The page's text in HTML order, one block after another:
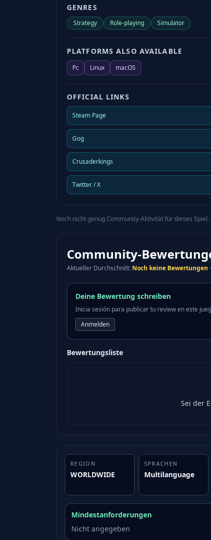
greater emphasis on morale, as
Kings II appreciates the subtlety
GENRES
Strategy Role-playing Simulator
PLATFORMS ALSO AVAILABLE
Pc Linux macOS
OFFICIAL LINKS
Steam Page
Gog
Crusaderkings
Twitter / X
Noch nicht genug Community-Aktivität für dieses Spiel.
Community-
Aktueller Durchschnitt: Noch keine Bewertungen ·
Deine Bewertung schreiben
Inicia sesión para publicar tu review en este
Anmelden
Bewertungsliste
Sei der
REGION
WORLDWIDE
SPRACHEN
Multilanguage
Mindestanforderungen
Nicht angegeben